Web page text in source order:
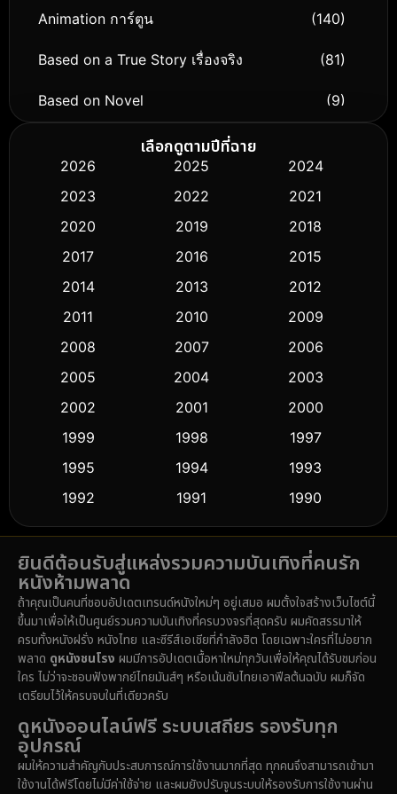
Animation การ์ตูน (140)
Based on a True Story เรื่องจริง (81)
Based on Novel (9)
Biography ชีวิตจริง
Classic หนังคลาสสิก (50)
Comedy ตลก (451)
Crime อาชญากรรม (530)
Cult Film
Dance เต้น (10)
Detective สืบสวน
Disaster
Disney+ (5)
Documentary สารคดี (92)
Dystopian
เลือกดูตามปีที่ฉาย
2026 2025
2024
2023
2022
2021
2020
2019
2018
2017
2016
2015
2014
2013
2012
2011
2010
2009
2008
2007
2006
2005
2004
2003
2002
2001
2000
1999
1998
1997
1995
1994
1993
1992
1991
1990
1989
1988
1986
1985
1983
1982
1981
1971
1962 1953
ยินดีต้อนรับสู่แหล่งรวมความบันเทิงที่คนรัก
หนังห้ามพลาด
ถ้าคุณเป็นคนที่ชอบอัปเดตเทรนด์หนังใหม่ๆ อยู่เสมอ ผมตั้งใจสร้างเว็บไซต์นี้
ขึ้นมาเพื่อให้เป็นศูนย์รวมความบันเทิงที่ครบวงจรที่สุดครับ ผมคัดสรรมาให้
ครบทั้งหนังฝรั่ง หนังไทย และซีรีส์เอเชียที่กำลังฮิต โดยเฉพาะใครที่ไม่อยาก
พลาด ดูหนังชนโรง ผมมีการอัปเดตเนื้อหาใหม่ทุกวันเพื่อให้คุณได้รับชมก่อน
ใคร ไม่ว่าจะชอบฟังพากย์ไทยมันส์ๆ หรือเน้นซับไทยเอาฟีลต้นฉบับ ผมก็จัด
เตรียมไว้ให้ครบจบในที่เดียวครับ
ดูหนังออนไลน์ฟรี ระบบเสถียร รองรับทุก
อุปกรณ์
ผมให้ความสำคัญกับประสบการณ์การใช้งานมากที่สุด ทุกคนจึงสามารถเข้ามา
ใช้งานได้ฟรีโดยไม่มีค่าใช้จ่าย และผมยังปรับจูนระบบให้รองรับการใช้งานผ่าน